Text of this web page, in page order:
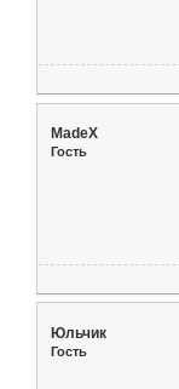
MadeX
Гость
Юльчик
Гость